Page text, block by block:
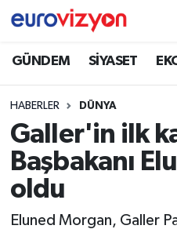
GÜNDEM SİYASET
HABERLER DÜNYA
Galler'in ilk
Başbakanı
oldu
Eluned Morgan, Galler